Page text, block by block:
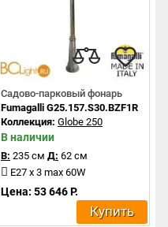
Садово-парковый фонарь
Fumagalli G25.157.S30.BZF1R
Коллекция: Globe 250
В наличии
В: 235 см Д: 62 см
E27 x 3 max 60W
Цена: 53 646 Р.
Купить